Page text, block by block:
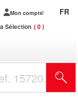
Mon compte
Sélection 0
FR